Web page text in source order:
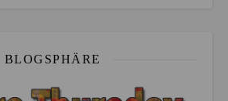
BLOGSPHÄRE